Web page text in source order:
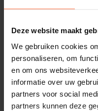
Deze website maakt
We gebruiken cookies
personaliseren, om
en om ons
informatie over uw
partners voor social
partners kunnen deze
2-Weg kogelkraan
628,95